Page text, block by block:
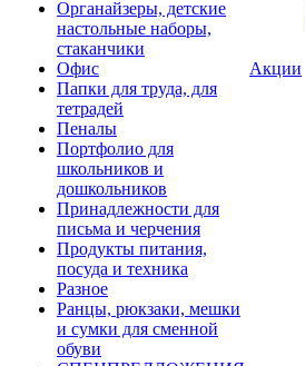
Органайзеры, детские
настольные наборы,
стаканчики
Офис
Папки для труда, для
тетрадей
Пеналы
Портфолио для
школьников и
дошкольников
Принадлежности для
письма и черчения
Продукты питания,
посуда и техника
Разное
Ранцы, рюкзаки, мешки
и сумки для сменной
обуви
Акции